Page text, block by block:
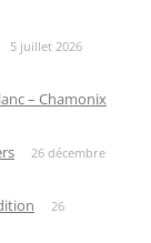
5 juillet 2026
– Chamonix
26 décembre
26